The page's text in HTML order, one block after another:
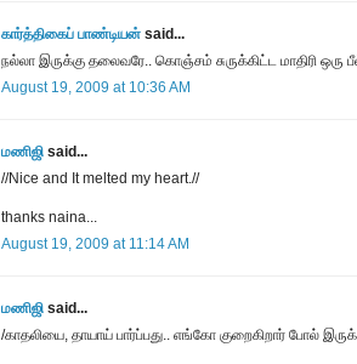
கார்த்திகைப் பாண்டியன் said...
நல்லா இருக்கு தலைவரே.. கொஞ்சம் சுருக்கிட்ட மாதிரி ஒரு
August 19, 2009 at 10:36 AM
மணிஜி said...
//Nice and It melted my heart.//
thanks naina...
August 19, 2009 at 11:14 AM
மணிஜி said...
/காதலியை, தாயாய் பார்ப்பது.. எங்கோ குறைகிறார் போல்